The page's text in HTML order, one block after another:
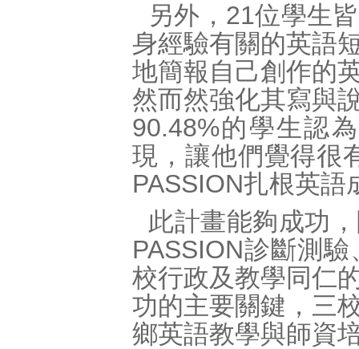
另外，21位學生
身經驗有關的英語
地簡報自己創作的
然而然強化其寫與
90.48%的學生認
現，讓他們覺得很
PASSION扎根英
此計畫能夠成功
PASSION診斷測
校行政及教學同仁
功的主要關鍵，三
鄉英語教學與師資